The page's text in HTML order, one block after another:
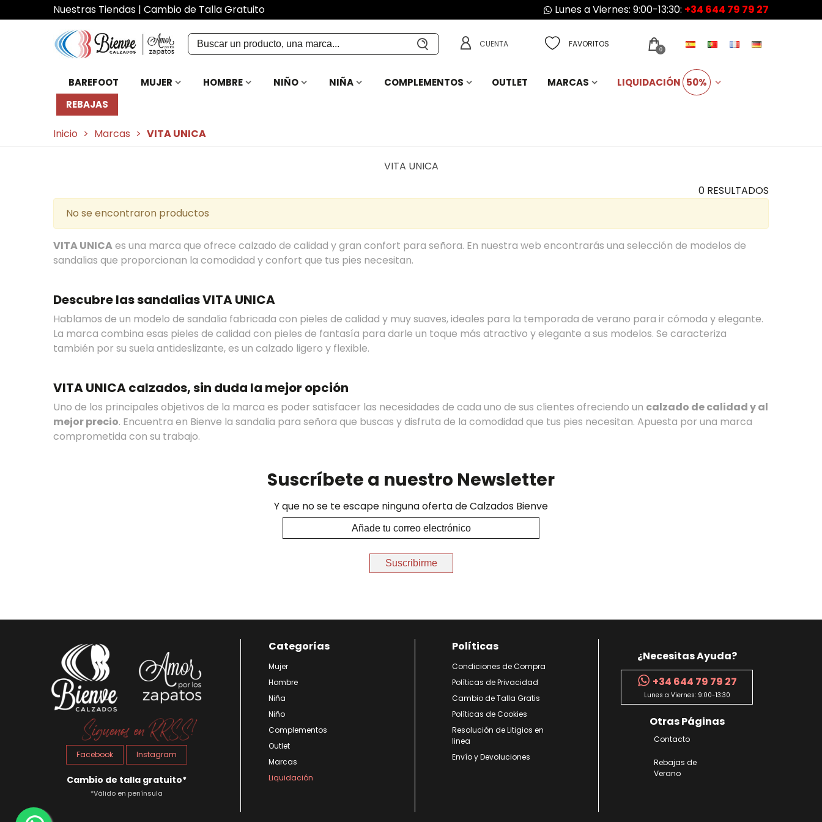
Nuestras Tiendas | Cambio de Talla Gratuito Lunes a Viernes: 9:00-13:30: +34 644 79 79 27
CUENTA FAVORITOS 0
BAREFOOT MUJER HOMBRE NIÑO NIÑA COMPLEMENTOS OUTLET MARCAS LIQUIDACIÓN 50%
REBAJAS
Inicio > Marcas > VITA UNICA
VITA UNICA
0 RESULTADOS
No se encontraron productos
VITA UNICAes una marca que ofrece calzado de calidad y gran confort para señora. En nuestra web encontrarás una selección de modelos de
sandalias que proporcionan la comodidad y confort que tus pies necesitan.
Descubre las sandalias VITA UNICA
Hablamos de un modelo de sandalia fabricada con pieles de calidad y muy suaves, ideales para la temporada de verano para ir cómoda y elegante.
La marca combina esas pieles de calidad con pieles de fantasía para darle un toque más atractivo y elegante a sus modelos. Se caracteriza
también por su suela antideslizante, es un calzado ligero y flexible.
VITA UNICA calzados, sin duda la mejor opción
Uno de los principales objetivos de la marca es poder satisfacer las necesidades de cada uno de sus clientes ofreciendo un calzado de calidad y al
mejor precio. Encuentra en Bienve la sandalia para señora que buscas y disfruta de la comodidad que tus pies necesitan. Apuesta por una marca
comprometida con su trabajo.
Suscríbete a nuestro Newsletter
Y que no se te escape ninguna oferta de Calzados Bienve
Suscribirme
Facebook Instagram
Cambio de talla gratuito*
*Válido en península
Categorías
Mujer
Hombre
Niña
Niño
Complementos
Outlet
Marcas
Liquidación
Políticas
Condiciones de Compra
Políticas de Privacidad
Cambio de Talla Gratis
Políticas de Cookies
Resolución de Litigios en
linea
Envío y Devoluciones
¿Necesitas Ayuda?
+34 644 79 79 27
Lunes a Viernes: 9:00-13:30
Otras Páginas
Contacto
Rebajas de
Verano